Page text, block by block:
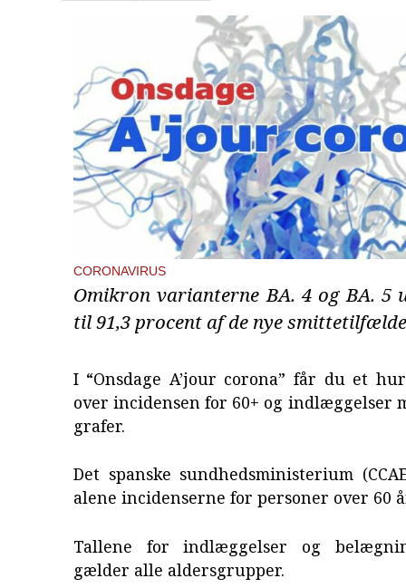
CORONAVIRUS
Omikron varianterne BA. 4 og BA. 5
til 91,3 procent af de nye
I “Onsdage A’jour corona” får du et
over incidensen for 60+ og indlæggelser
grafer.
Det spanske sundhedsministerium
alene incidenserne for personer over 60
Tallene for indlæggelser og
gælder alle aldersgrupper.